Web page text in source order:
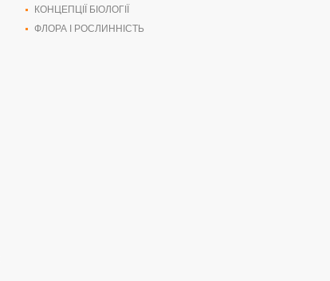
КОНЦЕПЦІЇ БІОЛОГІЇ
ФЛОРА І РОСЛИННІСТЬ